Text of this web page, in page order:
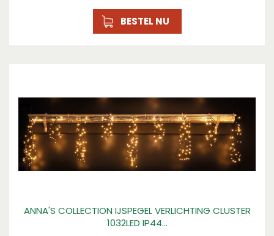
BESTEL NU
ANNA'S COLLECTION IJSPEGEL VERLICHTING CLUSTER
1032LED IP44…